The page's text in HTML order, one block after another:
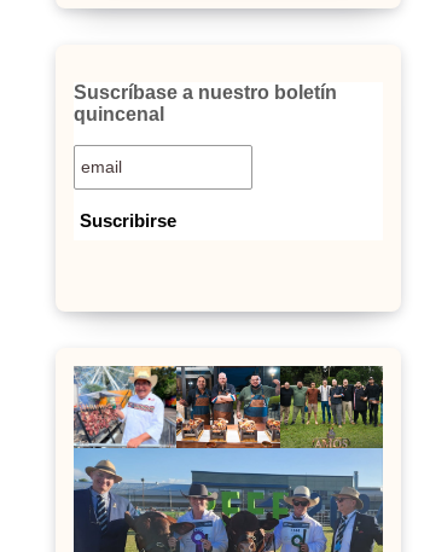
Suscríbase a nuestro boletín
quincenal